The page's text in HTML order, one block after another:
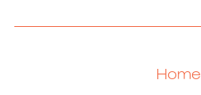
Home